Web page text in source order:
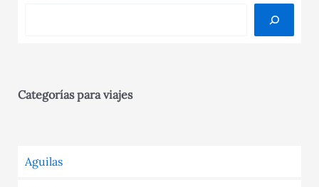
Categorías para viajes
Aguilas